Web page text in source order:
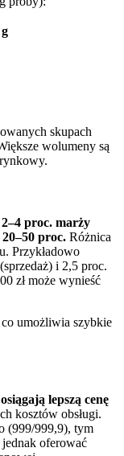
skupach
wolumeny są
proc. marży
proc. Różnica
Przykładowo
i 2,5 proc.
zł może wynieść
umożliwia szybkie
lepszą cenę
kosztów obsługi.
(999/999,9), tym
oferować